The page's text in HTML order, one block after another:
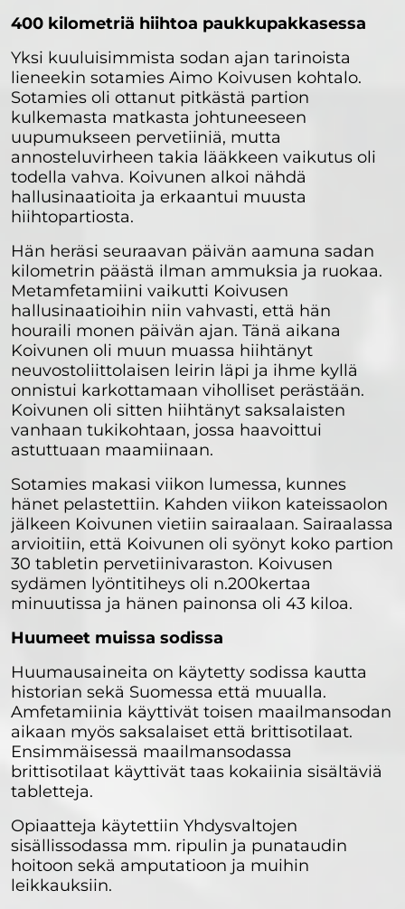
400 kilometriä hiihtoa paukkupakkasessa
Yksi kuuluisimmista sodan ajan tarinoista
lieneekin sotamies Aimo Koivusen kohtalo.
Sotamies oli ottanut pitkästä partion
kulkemasta matkasta johtuneeseen
uupumukseen pervetiiniä, mutta
annosteluvirheen takia lääkkeen vaikutus oli
todella vahva. Koivunen alkoi nähdä
hallusinaatioita ja erkaantui muusta
hiihtopartiosta.
Hän heräsi seuraavan päivän aamuna sadan
kilometrin päästä ilman ammuksia ja ruokaa.
Metamfetamiini vaikutti Koivusen
hallusinaatioihin niin vahvasti, että hän
houraili monen päivän ajan. Tänä aikana
Koivunen oli muun muassa hiihtänyt
neuvostoliittolaisen leirin läpi ja ihme kyllä
onnistui karkottamaan viholliset perästään.
Koivunen oli sitten hiihtänyt saksalaisten
vanhaan tukikohtaan, jossa haavoittui
astuttuaan maamiinaan.
Sotamies makasi viikon lumessa, kunnes
hänet pelastettiin. Kahden viikon kateissaolon
jälkeen Koivunen vietiin sairaalaan. Sairaalassa
arvioitiin, että Koivunen oli syönyt koko partion
30 tabletin pervetiinivaraston. Koivusen
sydämen lyöntitiheys oli n.200kertaa
minuutissa ja hänen painonsa oli 43 kiloa.
Huumeet muissa sodissa
Huumausaineita on käytetty sodissa kautta
historian sekä Suomessa että muualla.
Amfetamiinia käyttivät toisen maailmansodan
aikaan myös saksalaiset että brittisotilaat.
Ensimmäisessä maailmansodassa
brittisotilaat käyttivät taas kokaiinia sisältäviä
tabletteja.
Opiaatteja käytettiin Yhdysvaltojen
sisällissodassa mm. ripulin ja punataudin
hoitoon sekä amputatioon ja muihin
leikkauksiin.